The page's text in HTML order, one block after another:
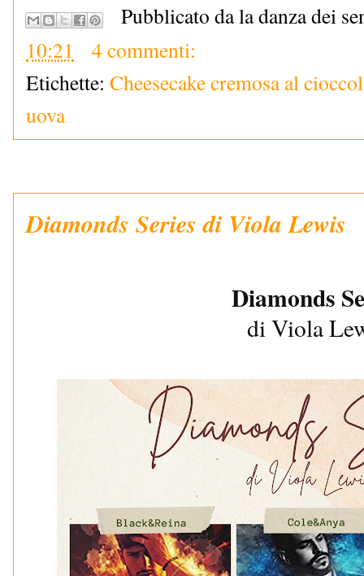
Pubblicato da la danza dei
10:21
4 commenti:
Etichette: Cheesecake cremosa al
uova
Diamonds Series di Viola Lewis
Diamonds
di Viola